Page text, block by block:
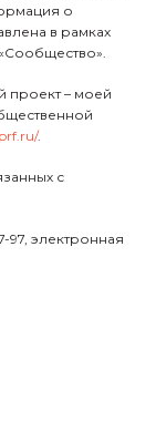
о
в рамках
– моей
.
с
электронная